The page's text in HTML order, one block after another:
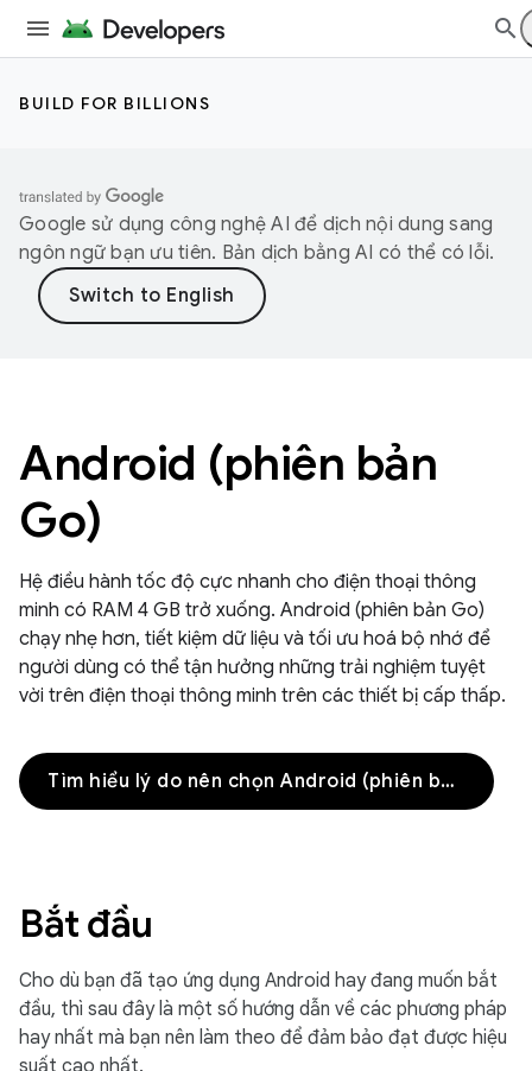
BUILD FOR BILLIONS
Google sử dụng công nghệ AI để dịch nội dung sang
ngôn ngữ bạn ưu tiên. Bản dịch bằng AI có thể có lỗi.
Android (phiên bản
Go)
Hệ điều hành tốc độ cực nhanh cho điện thoại thông
minh có RAM 4 GB trở xuống. Android (phiên bản Go)
chạy nhẹ hơn, tiết kiệm dữ liệu và tối ưu hoá bộ nhớ để
người dùng có thể tận hưởng những trải nghiệm tuyệt
vời trên điện thoại thông minh trên các thiết bị cấp thấp.
Tìm hiểu lý do nên chọn Android (phiên bản Go)
Bắt đầu
Cho dù bạn đã tạo ứng dụng Android hay đang muốn bắt
đầu, thì sau đây là một số hướng dẫn về các phương pháp
hay nhất mà bạn nên làm theo để đảm bảo đạt được hiệu
suất cao nhất.